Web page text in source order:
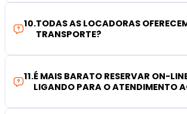
10.TODAS AS LOCADORAS
TRANSPORTE?
11.É MAIS BARATO RESERVAR ON-
LIGANDO PARA O ATENDIMENTO